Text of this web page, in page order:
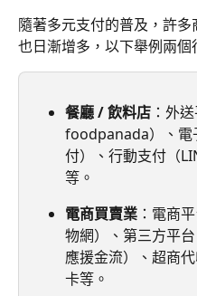
隨著多元支付的普及，許
也日漸增多，以下舉例兩個
餐廳 / 飲料店 ：外
foodpanada）、電
付）、行動支付（
等。
電商買賣業 ：電商
物網）、第三方平
應援金流）、超商
卡等。